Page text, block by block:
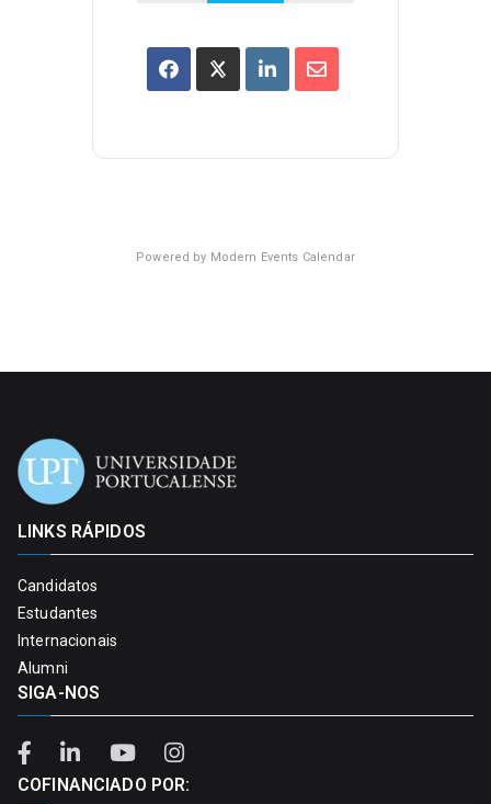
Powered by Modern Events Calendar
LINKS RÁPIDOS
Candidatos
Estudantes
Internacionais
Alumni
SIGA-NOS
COFINANCIADO POR: